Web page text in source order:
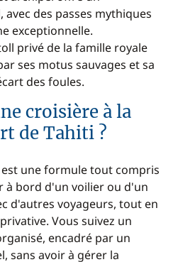
des passes mythiques
exceptionnelle.
privé de la famille royale
ses motus sauvages et sa
des foules.
croisière à la
de Tahiti ?
est une formule tout compris
à bord d'un voilier ou d'un
d'autres voyageurs, tout en
Vous suivez un
encadré par un
sans avoir à gérer la